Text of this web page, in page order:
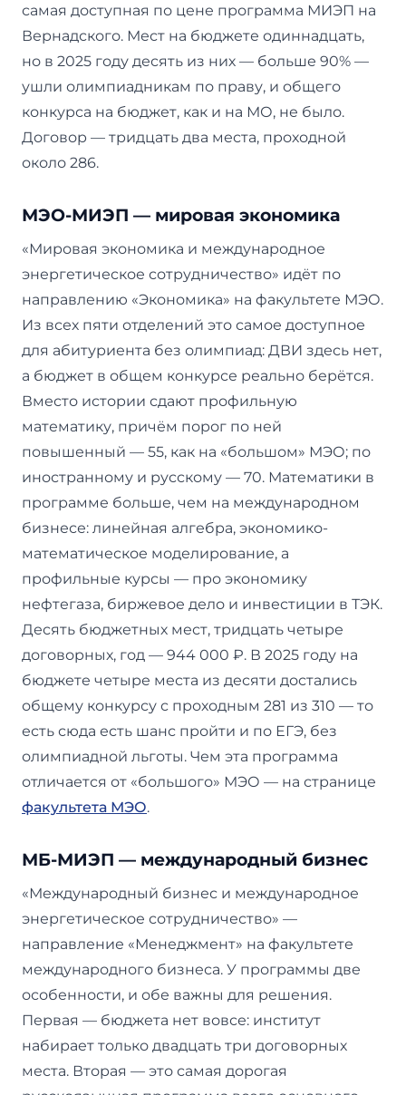
самая доступная по цене программа МИЭП на
Вернадского. Мест на бюджете одиннадцать,
но в 2025 году десять из них — больше 90% —
ушли олимпиадникам по праву, и общего
конкурса на бюджет, как и на МО, не было.
Договор — тридцать два места, проходной
около 286.
МЭО-МИЭП — мировая экономика
«Мировая экономика и международное
энергетическое сотрудничество» идёт по
направлению «Экономика» на факультете МЭО.
Из всех пяти отделений это самое доступное
для абитуриента без олимпиад: ДВИ здесь нет,
а бюджет в общем конкурсе реально берётся.
Вместо истории сдают профильную
математику, причём порог по ней
повышенный — 55, как на «большом» МЭО; по
иностранному и русскому — 70. Математики в
программе больше, чем на международном
бизнесе: линейная алгебра, экономико-
математическое моделирование, а
профильные курсы — про экономику
нефтегаза, биржевое дело и инвестиции в ТЭК.
Десять бюджетных мест, тридцать четыре
договорных, год — 944 000 ₽. В 2025 году на
бюджете четыре места из десяти достались
общему конкурсу с проходным 281 из 310 — то
есть сюда есть шанс пройти и по ЕГЭ, без
олимпиадной льготы. Чем эта программа
отличается от «большого» МЭО — на странице
факультета МЭО.
МБ-МИЭП — международный бизнес
«Международный бизнес и международное
энергетическое сотрудничество» —
направление «Менеджмент» на факультете
международного бизнеса. У программы две
особенности, и обе важны для решения.
Первая — бюджета нет вовсе: институт
набирает только двадцать три договорных
места. Вторая — это самая дорогая